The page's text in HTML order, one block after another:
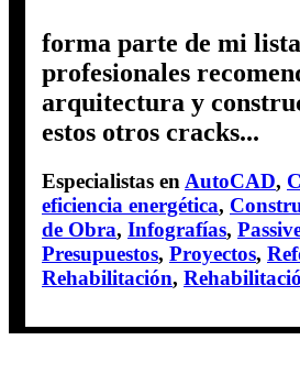
forma parte de mi
profesionales
arquitectura y
estos otros cracks...
Especialistas en AutoCAD,
eficiencia energética,
de Obra, Infografías,
Presupuestos, Proyectos,
Rehabilitación,